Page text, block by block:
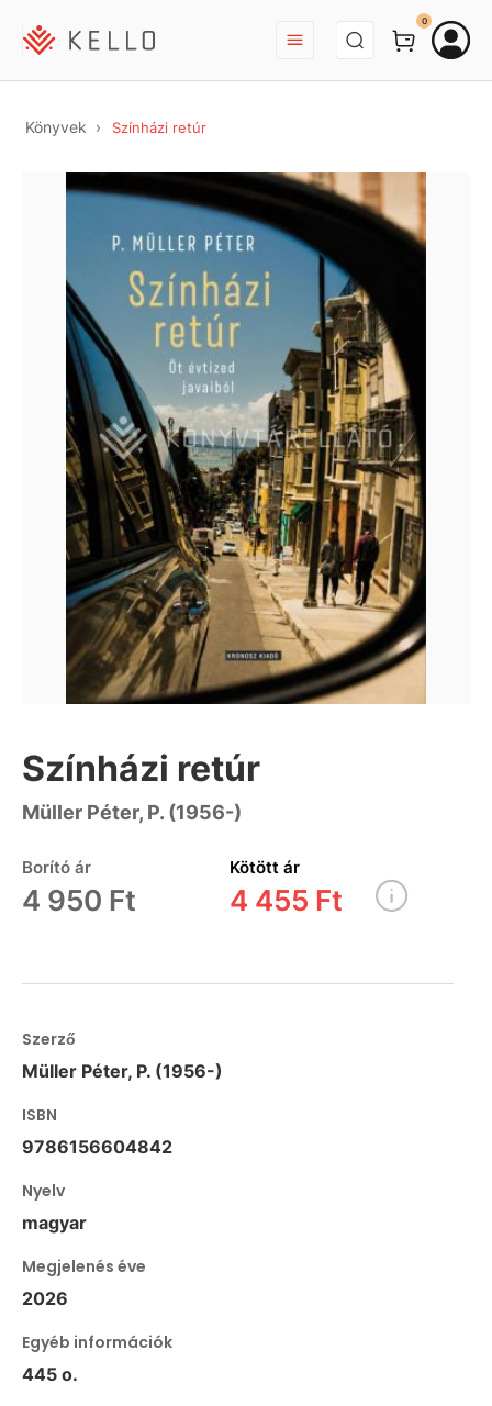
BEJELENTKEZÉS
0
Könyvek Színházi retúr
Színházi retúr
Müller Péter, P. (1956-)
Borító ár
4 950 Ft
Kötött ár
4 455 Ft
Szerző
Müller Péter, P. (1956-)
ISBN
9786156604842
Nyelv
magyar
Megjelenés éve
2026
Egyéb információk
445 o.